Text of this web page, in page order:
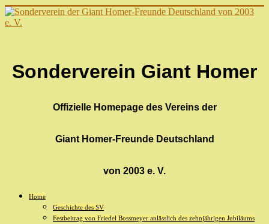
Sonderverein Giant Homer
Offizielle Homepage des Vereins der
Giant Homer-Freunde Deutschland
von 2003 e. V.
Home
Geschichte des SV
Festbeitrag von Friedel Bossmeyer anlässlich des zehnjährigen Jubiläums